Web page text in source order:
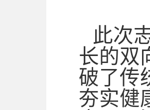
此次
长的双
破了传
夯实健